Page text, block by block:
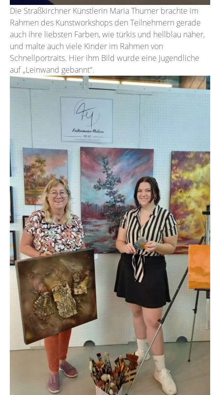
Die Straßkirchner Künstlerin Maria Thurner brachte im
Rahmen des Kunstworkshops den Teilnehmern gerade
auch ihre liebsten Farben, wie türkis und hellblau näher,
und malte auch viele Kinder im Rahmen von
Schnellportraits. Hier ihm Bild wurde eine Jugendliche
auf „Leinwand gebannt“.